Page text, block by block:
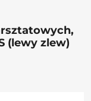
(lewy zlew)